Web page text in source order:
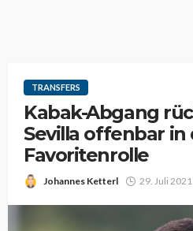
TRANSFERS
Kabak-Abgang
Sevilla offenbar in
Favoritenrolle
Johannes Ketterl 29. Juli 2021